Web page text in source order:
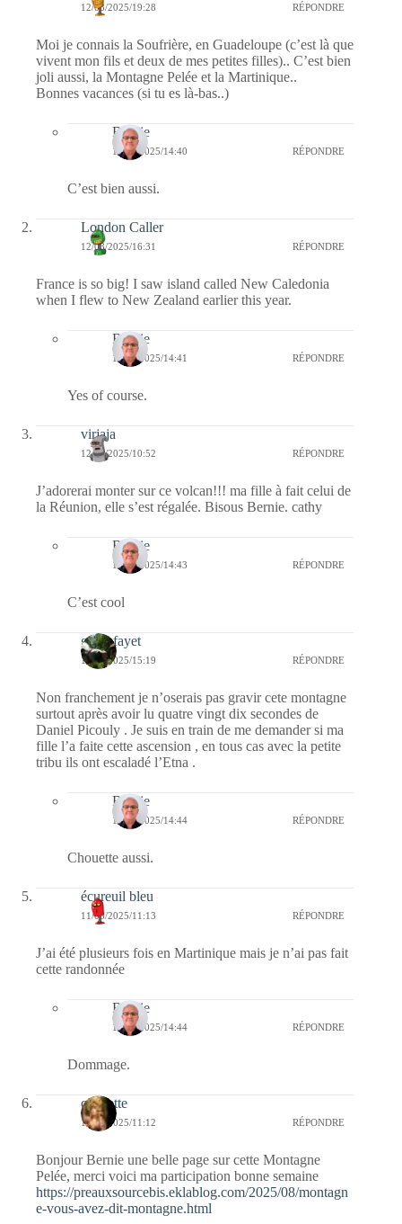
12/08/2025/19:28 RÉPONDRE
Moi je connais la Soufrière, en Guadeloupe (c’est là que
vivent mon fils et deux de mes petites filles).. C’est bien
joli aussi, la Montagne Pelée et la Martinique..
Bonnes vacances (si tu es là-bas..)
Bernie
15/08/2025/14:40 RÉPONDRE
C’est bien aussi.
London Caller
12/08/2025/16:31 RÉPONDRE
France is so big! I saw island called New Caledonia
when I flew to New Zealand earlier this year.
Bernie
15/08/2025/14:41 RÉPONDRE
Yes of course.
virjaja
12/08/2025/10:52 RÉPONDRE
J’adorerai monter sur ce volcan!!! ma fille à fait celui de
la Réunion, elle s’est régalée. Bisous Bernie. cathy
Bernie
15/08/2025/14:43 RÉPONDRE
C’est cool
giselefayet
11/08/2025/15:19 RÉPONDRE
Non franchement je n’oserais pas gravir cete montagne
surtout après avoir lu quatre vingt dix secondes de
Daniel Picouly . Je suis en train de me demander si ma
fille l’a faite cette ascension , en tous cas avec la petite
tribu ils ont escaladé l’Etna .
Bernie
15/08/2025/14:44 RÉPONDRE
Chouette aussi.
écureuil bleu
11/08/2025/11:13 RÉPONDRE
J’ai été plusieurs fois en Martinique mais je n’ai pas fait
cette randonnée
Bernie
15/08/2025/14:44 RÉPONDRE
Dommage.
cigalette
11/08/2025/11:12 RÉPONDRE
Bonjour Bernie une belle page sur cette Montagne
Pelée, merci voici ma participation bonne semaine
https://preauxsourcebis.eklablog.com/2025/08/montagn
e-vous-avez-dit-montagne.html